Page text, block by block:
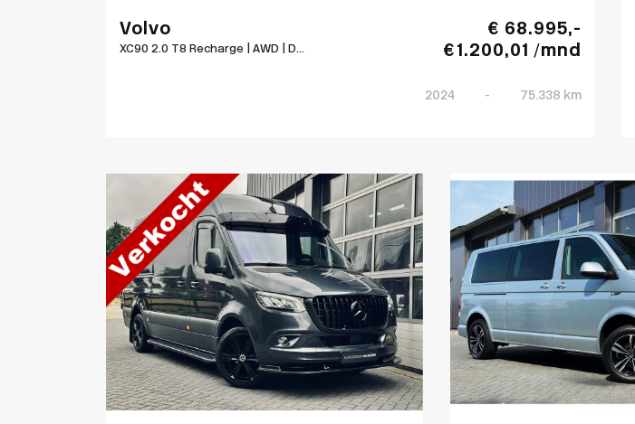
Volvo
XC90 2.0 T8 Recharge | AWD | D...
€ 68.995,-
€ 1.200,01 /mnd
2024 - 75.338 km